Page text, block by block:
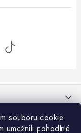
souboru cookie.
umožnili pohodlné